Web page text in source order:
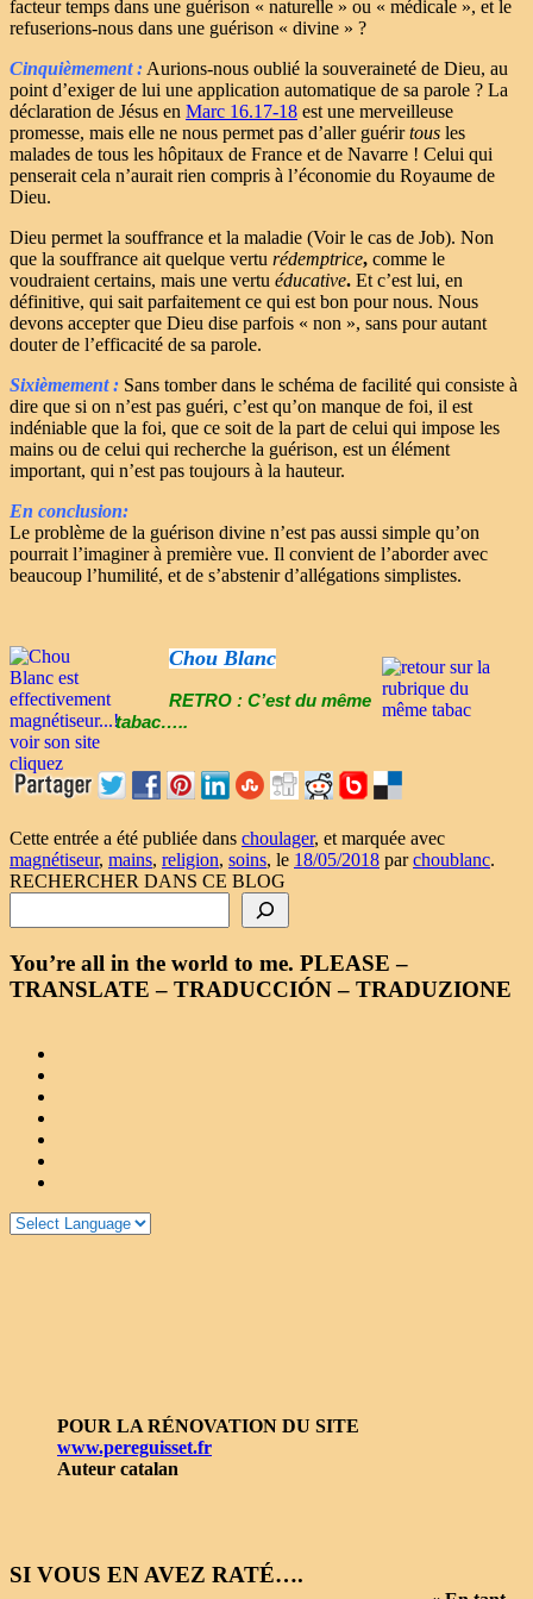
facteur temps dans une guérison « naturelle » ou « médicale », et le
refuserions-nous dans une guérison « divine » ?
Cinquièmement : Aurions-nous oublié la souveraineté de Dieu, au
point d’exiger de lui une application automatique de sa parole ? La
déclaration de Jésus en Marc 16.17-18 est une merveilleuse
promesse, mais elle ne nous permet pas d’aller guérirtous les
malades de tous les hôpitaux de France et de Navarre ! Celui qui
penserait cela n’aurait rien compris à l’économie du Royaume de
Dieu.
Dieu permet la souffrance et la maladie (Voir le cas de Job). Non
que la souffrance ait quelque vertu rédemptrice, comme le
voudraient certains, mais une vertu éducative. Et c’est lui, en
définitive, qui sait parfaitement ce qui est bon pour nous. Nous
devons accepter que Dieu dise parfois « non », sans pour autant
douter de l’efficacité de sa parole.
Sixièmement : Sans tomber dans le schéma de facilité qui consiste à
dire que si on n’est pas guéri, c’est qu’on manque de foi, il est
indéniable que la foi, que ce soit de la part de celui qui impose les
mains ou de celui qui recherche la guérison, est un élément
important, qui n’est pas toujours à la hauteur.
En conclusion:
Le problème de la guérison divine n’est pas aussi simple qu’on
pourrait l’imaginer à première vue. Il convient de l’aborder avec
beaucoup l’humilité, et de s’abstenir d’allégations simplistes.
Chou Blanc
RETRO : C’est du même
tabac…..
Cette entrée a été publiée dans choulager, et marquée avec
magnétiseur, mains, religion, soins, le 18/05/2018 parchoublanc.
RECHERCHER DANS CE BLOG
You’re all in the world to me. PLEASE –
TRANSLATE – TRADUCCIÓN – TRADUZIONE
POUR LA RÉNOVATION DU SITE
www.pereguisset.fr
Auteur catalan
SI VOUS EN AVEZ RATÉ….